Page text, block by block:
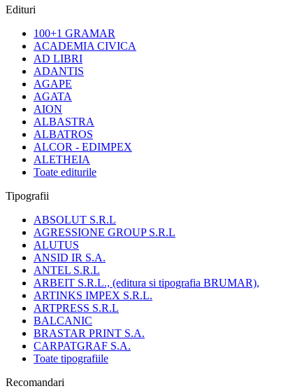
Edituri
100+1 GRAMAR
ACADEMIA CIVICA
AD LIBRI
ADANTIS
AGAPE
AGATA
AION
ALBASTRA
ALBATROS
ALCOR - EDIMPEX
ALETHEIA
Toate editurile
Tipografii
ABSOLUT S.R.L
AGRESSIONE GROUP S.R.L
ALUTUS
ANSID IR S.A.
ANTEL S.R.L
ARBEIT S.R.L., (editura si tipografia BRUMAR),
ARTINKS IMPEX S.R.L.
ARTPRESS S.R.L
BALCANIC
BRASTAR PRINT S.A.
CARPATGRAF S.A.
Toate tipografiile
Recomandari